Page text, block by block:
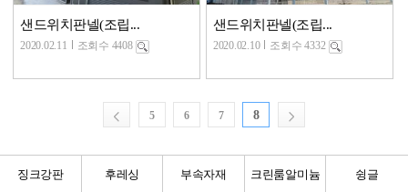
샌드위치판넬(조립...
2020.02.11 조회수 4408
샌드위치판넬(조립...
2020.02.10 조회수 4332
5 6 7 8
징크강판 후레싱 부속자재 크린룸알미늄 슁글